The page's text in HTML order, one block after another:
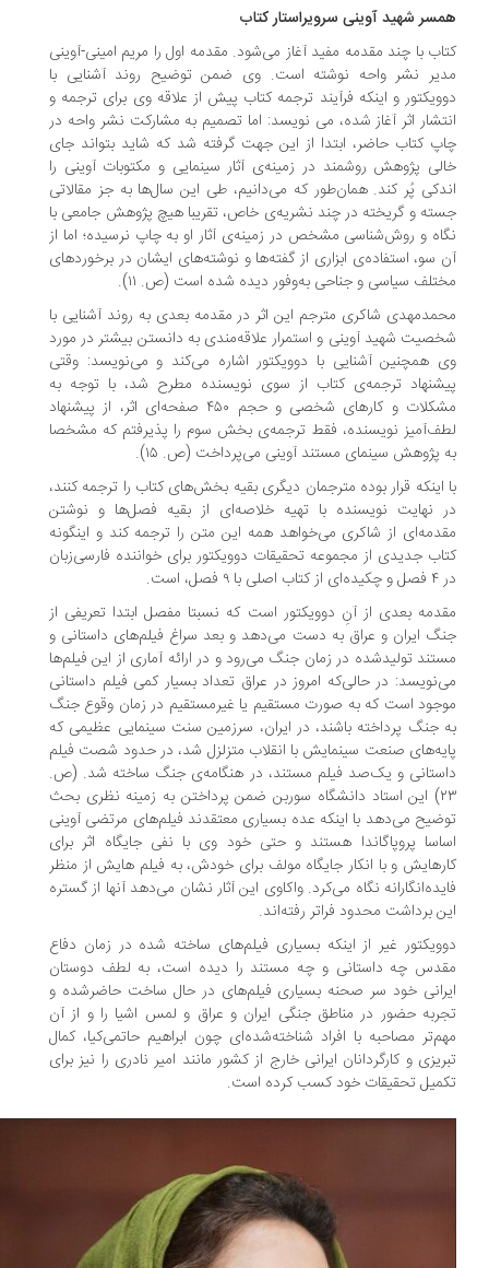
شهید آوینی سرویراستار کتاب
با چند مقدمه مفید آغاز می‌شود. مقدمه اول را مریم امینی‌-آوینی
نشر واحه نوشته است. وی ضمن توضیح روند آشنایی با
و اینکه فرآیند ترجمه کتاب پیش از علاقه وی برای ترجمه و
اثر آغاز شده، می نویسد: اما تصمیم به مشارکت نشر واحه در
کتاب حاضر، ابتدا از این جهت گرفته شد که شاید بتواند جای
پژوهش روشمند در زمینه‌ی آثار سینمایی و مکتوبات آوینی را
پُر کند. همان‌طور که می‌دانیم، طی این سال‌ها به جز مقالاتی
و گریخته در چند نشریه‌ی خاص، تقریبا هیچ پژوهش جامعی با
و روش‌شناسی مشخص در زمینه‌ی آثار او به چاپ نرسیده؛ اما از
سو، استفاده‌ی ابزاری از گفته‌ها و نوشته‌های ایشان در برخوردهای
سیاسی و جناحی به‌وفور دیده شده است (ص. ۱۱).
شاکری مترجم این اثر در مقدمه بعدی به روند آشنایی با
شهید آوینی و استمرار علاقه‌مندی به دانستن بیشتر در مورد
همچنین آشنایی با دوویکتور اشاره می‌کند و می‌نویسد: وقتی
ترجمه‌ی‌ کتاب از سوی نویسنده مطرح شد، با توجه به
مشکلات و کارهای شخصی و حجم ۴۵۰ صفحه‌ای اثر، از پیشنهاد
نویسنده، فقط ترجمه‌ی بخش سوم را پذیرفتم که مشخصا
پژوهش سینمای مستند آوینی می‌پرداخت (ص. ۱۵).
اینکه قرار بوده مترجمان دیگری بقیه بخش‌های کتاب را ترجمه کنند،
نهایت نویسنده با تهیه خلاصه‌ای از بقیه فصل‌ها و نوشتن
از شاکری می‌خواهد همه این متن را ترجمه کند و اینگونه
جدیدی از مجموعه تحقیقات دوویکتور برای خواننده فارسی‌زبان
بعدی از آنِ دوویکتور است که نسبتا مفصل ابتدا تعریفی از
ایران و عراق به دست می‌دهد و بعد سراغ فیلم‌های داستانی و
تولیدشده در زمان جنگ می‌رود و در ارائه آماری از این فیلم‌ها
در حالی‌که امروز در عراق تعداد بسیار کمی فیلم داستانی
است که به صورت مستقیم یا غیرمستقیم در زمان وقوع جنگ
جنگ پرداخته باشند، در ایران، سرزمین سنت سینمایی عظیمی که
صنعت سینمایش با انقلاب متزلزل شد، در حدود شصت فیلم
و یک‌صد فیلم مستند، در هنگامه‌ی جنگ ساخته شد. (ص.
۲۳) این استاد دانشگاه سوربن ضمن پرداختن به زمینه‌ نظری بحث
می‌دهد با اینکه عده‌ بسیاری معتقدند فیلم‌های مرتضی آوینی
پروپاگاندا هستند و حتی خود وی با نفی جایگاه اثر برای
و با انکار جایگاه مولف برای خودش، به فیلم هایش از منظر
نگاه می‌کرد. واکاوی این آثار نشان می‌دهد آنها از گستره
برداشت محدود فراتر رفته‌اند.
غیر از اینکه بسیاری فیلم‌های ساخته شده در زمان دفاع
چه داستانی و چه مستند را دیده است، به لطف دوستان
خود سر صحنه بسیاری فیلم‌های در حال ساخت حاضرشده و
حضور در مناطق جنگی ایران و عراق و لمس اشیا را و از آن
مصاحبه با افراد شناخته‌شده‌ای چون ابراهیم حاتمی‌کیا، کمال
و کارگردانان ایرانی خارج از کشور مانند امیر نادری را نیز برای
تحقیقات خود کسب کرده است.